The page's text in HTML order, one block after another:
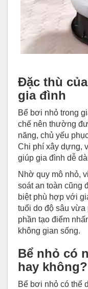
Đặc thù
gia đình
Bể bơi nhỏ trong
chế nên thường
năng, chủ yếu
Chi phí xây dựng,
giúp gia đình dễ
Nhờ quy mô nhỏ,
soát an toàn cũng
biệt phù hợp với
tuổi do độ sâu vừa
phần tạo điểm
không gian sống.
Bể nhỏ có
hay không?
Bể bơi nhỏ có thể